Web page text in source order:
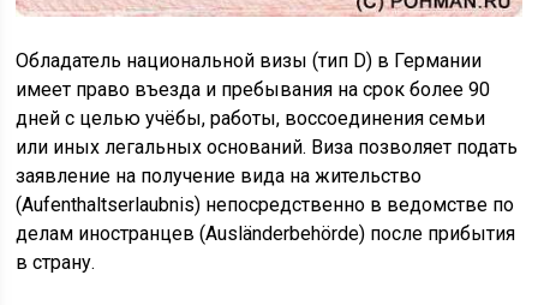
Обладатель национальной визы (тип D) в Германии
имеет право въезда и пребывания на срок более 90
дней с целью учёбы, работы, воссоединения семьи
или иных легальных оснований. Виза позволяет подать
заявление на получение вида на жительство
(Aufenthaltserlaubnis) непосредственно в ведомстве по
делам иностранцев (Ausländerbehörde) после прибытия
в страну.